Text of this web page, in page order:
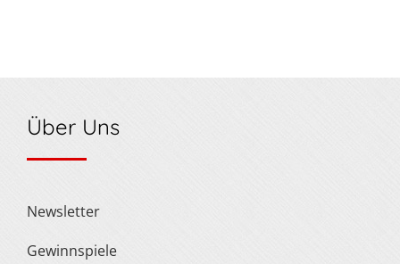
Über Uns
Newsletter
Gewinnspiele